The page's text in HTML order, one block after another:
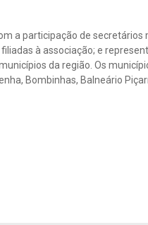
a participação de secretários
à associação; e
da região. Os
Bombinhas, Balneário